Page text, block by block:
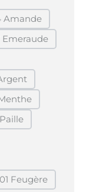
nicht verfügbar.)
verfügbar.)
Amande
Option ist
verfügbar.)
Emeraude
Option ist
nicht verfügbar.)
Option ist zurzeit
Option ist zurzeit
Option ist zurzeit
verfügbar.)
verfügbar.)
Feugère
(Diese Option ist